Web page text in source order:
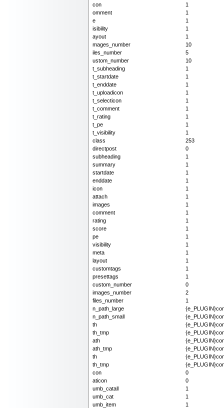
con
1
omment
1
e
1
isibility
1
ayout
1
mages_number
10
iles_number
5
ustom_number
10
t_subheading
1
t_startdate
1
t_enddate
1
t_uploadicon
1
t_selecticon
1
t_comment
1
t_rating
1
t_pe
1
t_visibility
1
class
253
directpost
0
subheading
1
summary
1
startdate
1
enddate
1
icon
1
attach
1
images
1
comment
1
rating
1
score
1
pe
1
visibility
1
meta
1
layout
1
customtags
1
presettags
1
custom_number
0
images_number
2
files_number
1
n_path_large
n_path_small
th
th_tmp
ath
ath_tmp
th
th_tmp
con
0
aticon
0
umb_catall
1
umb_cat
1
umb_item
1